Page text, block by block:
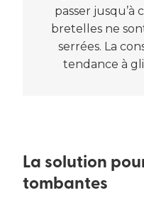
passer jusqu’à
bretelles ne
serrées. La
tendance à
La solution
tombantes